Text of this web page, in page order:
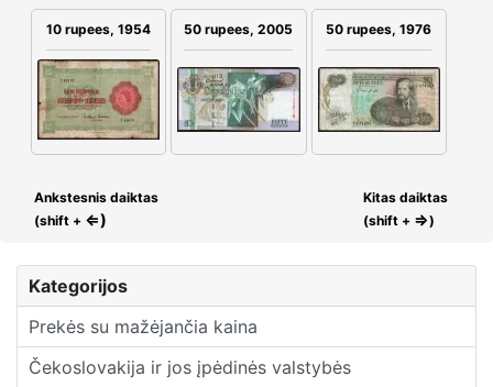
Kategorijos
Prekės su mažėjančia kaina
Čekoslovakija ir jos įpėdinės valstybės
10 rupees, 1954 50 rupees, 2005 50 rupees, 1976
Ankstesnis daiktas
(shift + ⇐)
Kitas daiktas
(shift + ⇒)